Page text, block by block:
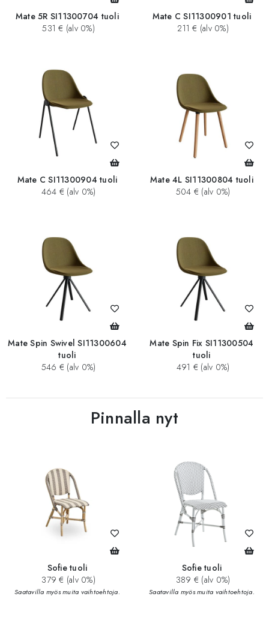
Mate 5R SI11300704 tuoli
531 € (alv 0%)
Mate C SI11300901 tuoli
211 € (alv 0%)
Mate C SI11300904 tuoli
464 € (alv 0%)
Mate 4L SI11300804 tuoli
504 € (alv 0%)
Mate Spin Swivel SI11300604
tuoli
546 € (alv 0%)
Mate Spin Fix SI11300504
tuoli
491 € (alv 0%)
Pinnalla nyt
Sofie tuoli
379 € (alv 0%)
Saatavilla myös muita vaihtoehtoja.
Sofie tuoli
389 € (alv 0%)
Saatavilla myös muita vaihtoehtoja.